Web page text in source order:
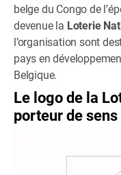
belge du Congo de
devenue la Loterie
l’organisation sont
pays en
Belgique.
Le logo de la
porteur de sens